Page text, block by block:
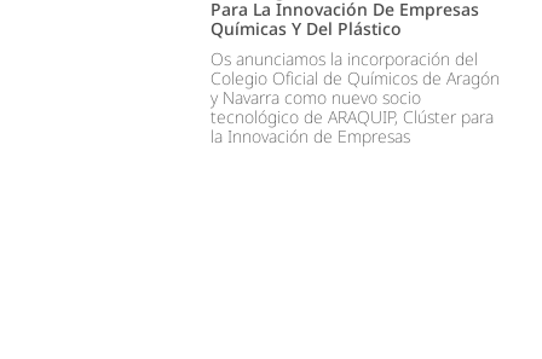
Para La Innovación De Empresas
Químicas Y Del Plástico
Os anunciamos la incorporación del
Colegio Oficial de Químicos de Aragón
y Navarra como nuevo socio
tecnológico de ARAQUIP, Clúster para
la Innovación de Empresas